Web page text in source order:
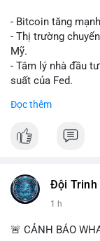
- Bitcoin tăng
- Thị trường
Mỹ.
- Tâm lý nhà đầu
suất của Fed.
theo.
#bitcoin #btc
#vlikevn #titanbot
📰 Nguồn:
Đọc thêm
Đội Trinh
1 h
🚨 CẢNH BÁO